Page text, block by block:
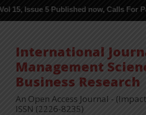
Published now, Calls For Papers June-
International
Management
Business Research
An Open Access Journal -
ISSN (2226-8235)